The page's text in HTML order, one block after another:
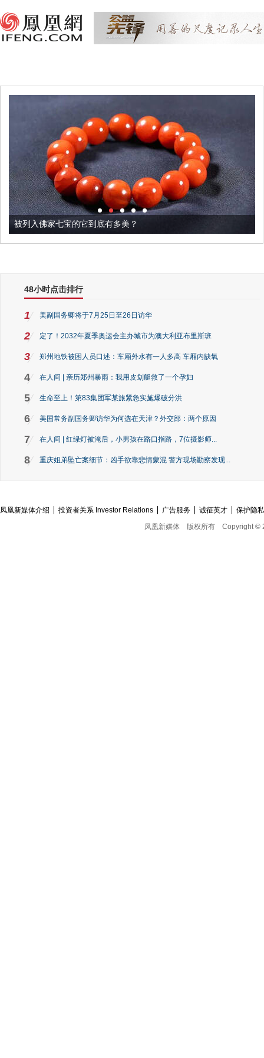
被列入佛家七宝的它到底有多美？
48小时点击排行
1 美副国务卿将于7月25日至26日访华
2 定了！2032年夏季奥运会主办城市为澳大利亚布里斯班
3 郑州地铁被困人员口述：车厢外水有一人多高 车厢内缺氧
4 在人间 | 亲历郑州暴雨：我用皮划艇救了一个孕妇
5 生命至上！第83集团军某旅紧急实施爆破分洪
6 美国常务副国务卿访华为何选在天津？外交部：两个原因
7 在人间 | 红绿灯被淹后，小男孩在路口指路，7位摄影师...
8 重庆姐弟坠亡案细节：凶手欲靠悲情蒙混 警方现场勘察发现...
凤凰新媒体介绍 投资者关系 Investor Relations 广告服务 诚征英才
保护隐
凤凰新媒体
版权所有 Copyright ©